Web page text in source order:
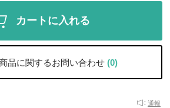
カートに入れる
品に関するお問い合わせ (0)
通報